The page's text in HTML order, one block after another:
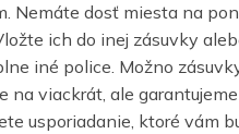
Nemáte dosť miesta na
ich do inej zásuvky
iné police. Možno
na viackrát, ale
usporiadanie, ktoré vám